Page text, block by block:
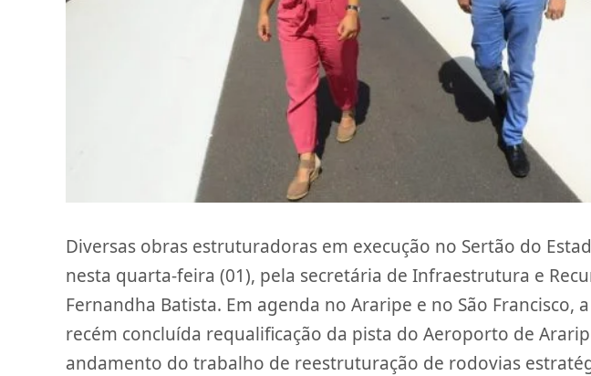
Diversas obras estruturadoras em execução no Sertão do
nesta quarta-feira (01), pela secretária de Infraestrutura e
Fernandha Batista. Em agenda no Araripe e no São Francisco,
recém concluída requalificação da pista do Aeroporto de
andamento do trabalho de reestruturação de rodovias